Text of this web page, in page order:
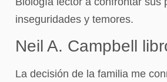
inseguridades y temores.
Neil A. Campbell
La decisión de la familia me